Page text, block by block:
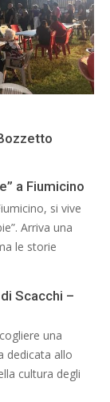
a Fiumicino
si vive
Arriva una
le storie
Scacchi –
una
dedicata allo
cultura degli